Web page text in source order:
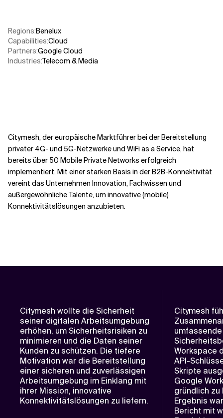
Regions:Benelux
Capabilities:Cloud
Partners:Google Cloud
Industries:Telecom & Media
Citymesh, der europäische Marktführer bei der Bereitstellung
privater 4G- und 5G-Netzwerke und WiFi as a Service, hat
bereits über 50 Mobile Private Networks erfolgreich
implementiert. Mit einer starken Basis in der B2B-Konnektivität
vereint das Unternehmen Innovation, Fachwissen und
außergewöhnliche Talente, um innovative (mobile)
Konnektivitätslösungen anzubieten.
Citymesh wollte die Sicherheit
seiner digitalen Arbeitsumgebung
erhöhen, um Sicherheitsrisiken zu
minimieren und die Daten seiner
Kunden zu schützen. Die tiefere
Motivation war die Bereitstellung
einer sicheren und zuverlässigen
Arbeitsumgebung im Einklang mit
ihrer Mission, innovative
Konnektivitätslösungen zu liefern.
Citymesh
umfassende
Workspace
API-
Skripte
Google
gründlich
Ergebnis
Bericht mit